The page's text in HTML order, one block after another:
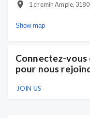
1 chemin Ample,
Show map
Connectez-
pour nous
JOIN US